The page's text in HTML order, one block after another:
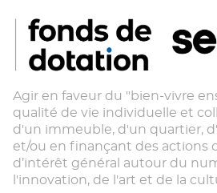
Agir en faveur du "bien-vivre
qualité de vie individuelle et
d'un immeuble, d'un quartier,
et/ou en finançant des actions
d’intérêt général autour du
l'innovation, de l'art et de la